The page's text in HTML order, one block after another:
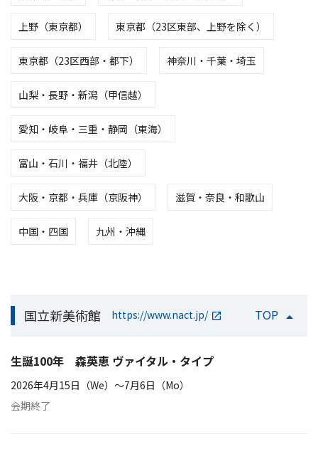
上野（東京都） 東京都（23区東部、上野を除く）
東京都（23区西部・都下） 神奈川・千葉・埼玉
山梨・長野・新潟（甲信越）
愛知・岐阜・三重・静岡（東海）
富山・石川・福井（北陸）
大阪・京都・兵庫（京阪神） 滋賀・奈良・和歌山
中国・四国 九州・沖縄
国立新美術館 https://www.nact.jp/ TOP
生誕100年 森英恵 ヴァイタル・タイプ
2026年4月15日（We）〜7月6日（Mo）
会期終了